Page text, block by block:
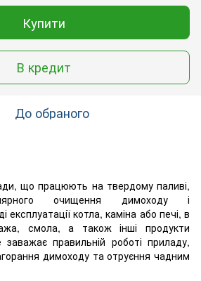
Купити
В кредит
До обраного
що працюють на твердому паливі,
очищення димоходу і
експлуатації котла, каміна або печі, в
смола, а також інші продукти
правильній роботі приладу,
димоходу та отруєння чадним